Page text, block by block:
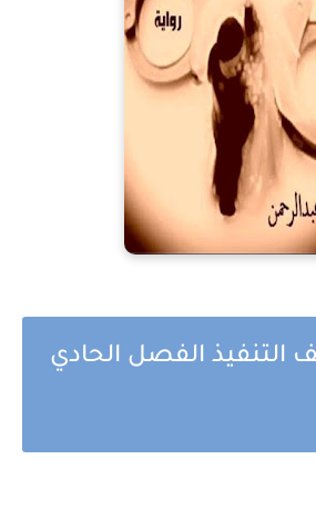
التنفيذ الفصل الحادي